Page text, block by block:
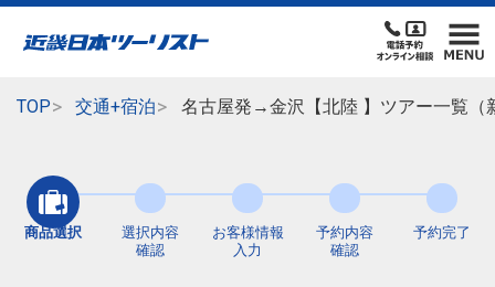
TOP 交通+宿泊 名古屋発→金沢【北陸 】ツアー一覧（
商品選択
選択内容
確認
お客様情報
入力
予約内容
確認
予約完了